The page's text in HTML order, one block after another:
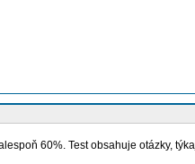
60%. Test obsahuje otázky,